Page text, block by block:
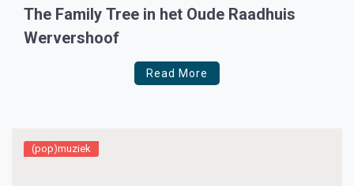
The Family Tree in het Oude Raadhuis
Wervershoof
Read More
(pop)muziek